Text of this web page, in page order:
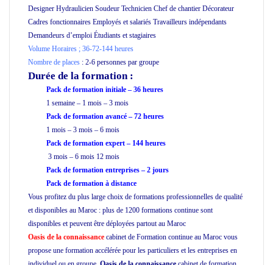
Designer Hydraulicien Soudeur Technicien Chef de chantier Décorateur
Cadres fonctionnaires Employés et salariés Travailleurs indépendants
Demandeurs d’emploi Étudiants et stagiaires
Volume Horaires ; 36-72-144 heures
Nombre de places : 2-6 personnes par groupe
Durée de la formation :
Pack de formation initiale – 36 heures
1 semaine – 1 mois – 3 mois
Pack de formation avancé – 72 heures
1 mois – 3 mois – 6 mois
Pack de formation expert – 144 heures
3 mois – 6 mois 12 mois
Pack de formation entreprises – 2 jours
Pack de formation à distance
Vous profitez du plus large choix de formations professionnelles de qualité
et disponibles au Maroc : plus de 1200 formations continue sont
disponibles et peuvent être déployées partout au Maroc
Oasis de la connaissance cabinet de Formation continue au Maroc vous
propose une formation accélérée pour les particuliers et les entreprises en